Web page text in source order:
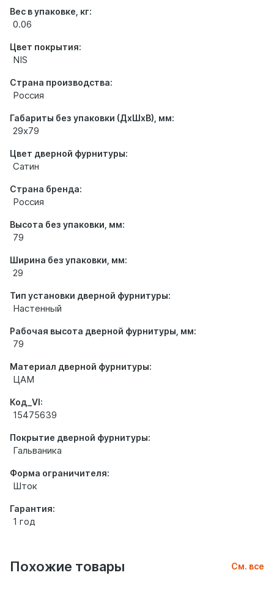
Вес в упаковке, кг:
0.06
Цвет покрытия:
NIS
Страна производства:
Россия
Габариты без упаковки (ДхШхВ), мм:
29х79
Цвет дверной фурнитуры:
Сатин
Страна бренда:
Россия
Высота без упаковки, мм:
79
Ширина без упаковки, мм:
29
Тип установки дверной фурнитуры:
Настенный
Рабочая высота дверной фурнитуры, мм:
79
Материал дверной фурнитуры:
ЦАМ
Код_VI:
15475639
Покрытие дверной фурнитуры:
Гальваника
Форма ограничителя:
Шток
Гарантия:
1 год
Похожие товары См. все